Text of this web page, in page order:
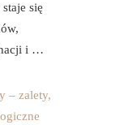
się
i …
– zalety,